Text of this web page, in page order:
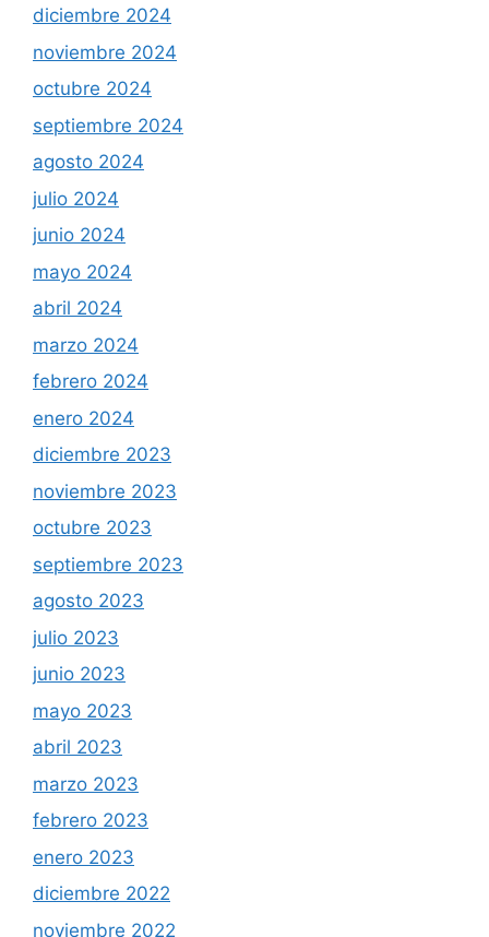
diciembre 2024
noviembre 2024
octubre 2024
septiembre 2024
agosto 2024
julio 2024
junio 2024
mayo 2024
abril 2024
marzo 2024
febrero 2024
enero 2024
diciembre 2023
noviembre 2023
octubre 2023
septiembre 2023
agosto 2023
julio 2023
junio 2023
mayo 2023
abril 2023
marzo 2023
febrero 2023
enero 2023
diciembre 2022
noviembre 2022